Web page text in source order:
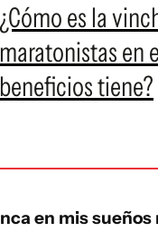
¿Cómo es la
maratonistas en
beneficios tiene?
en mis